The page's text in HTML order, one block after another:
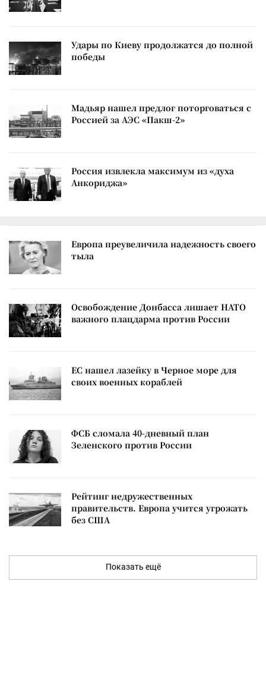
Удары по Киеву продолжатся до полной
победы
Мадьяр нашел предлог поторговаться с
Россией за АЭС «Пакш-2»
Россия извлекла максимум из «духа
Анкориджа»
Европа преувеличила надежность своего
тыла
Освобождение Донбасса лишает НАТО
важного плацдарма против России
ЕС нашел лазейку в Черное море для
своих военных кораблей
ФСБ сломала 40-дневный план
Зеленского против России
Рейтинг недружественных
правительств. Европа учится угрожать
без США
Показать ещё